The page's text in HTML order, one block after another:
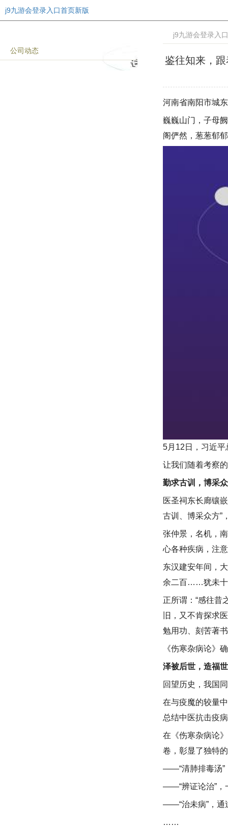
j9九游会登录入口首页新版
公司动态
j9九游会登录入
鉴往知来，
河南省南阳市城
巍巍山门，子母
阁俨然，葱葱郁
5月12日，习近平
让我们随着考察
勤求古训，博采
医圣祠东长廊镶
古训、博采众方”
张仲景，名机，
心各种疾病，注
东汉建安年间，
余二百……犹未十
正所谓：“感往昔
旧，又不肯探求
勉用功、刻苦著
《伤寒杂病论》
泽被后世，造福
回望历史，我国
在与疫魔的较量
总结中医抗击疫
在《伤寒杂病论
卷，彰显了独特
——“清肺排毒汤”
——“辨证论治”，
——“治未病”，通
……